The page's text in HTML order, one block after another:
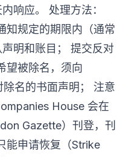
响应。 处理方法：
知规定的期限内（通常
明和账目； 提交反对
望被除名，须向
名的书面声明； 注意
House 会在
Gazette）刊登，刊
能申请恢复（Strike